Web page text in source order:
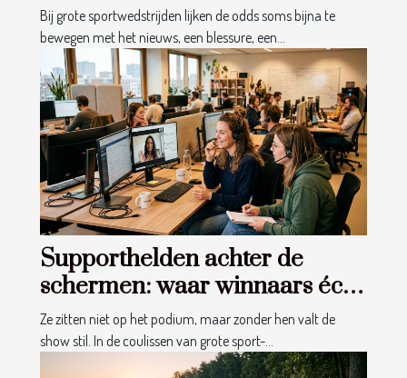
Bij grote sportwedstrijden lijken de odds soms bijna te
bewegen met het nieuws, een blessure, een...
Supporthelden achter de
schermen: waar winnaars écht
geholpen worden
Ze zitten niet op het podium, maar zonder hen valt de
show stil. In de coulissen van grote sport-...